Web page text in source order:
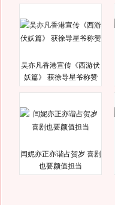
吴亦凡香港宣传《西游伏
妖篇》 获徐导星爷称赞
闫妮亦正亦谐占贺岁 喜剧
也要颜值担当